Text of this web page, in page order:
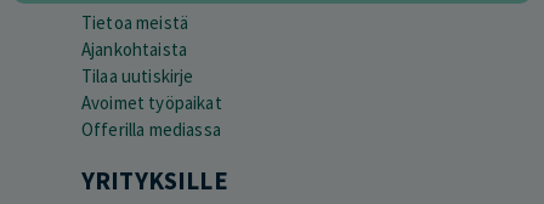
Tietoa meistä
Ajankohtaista
Tilaa uutiskirje
Avoimet työpaikat
Offerilla mediassa
YRITYKSILLE